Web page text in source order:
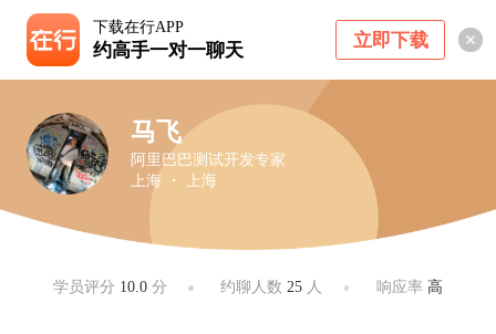
下载在行APP
约高手一对一聊天 立即下载
马飞
阿里巴巴测试开发专家
上海 ・ 上海
学员评分 10.0 分 约聊人数 25 人 响应率 高